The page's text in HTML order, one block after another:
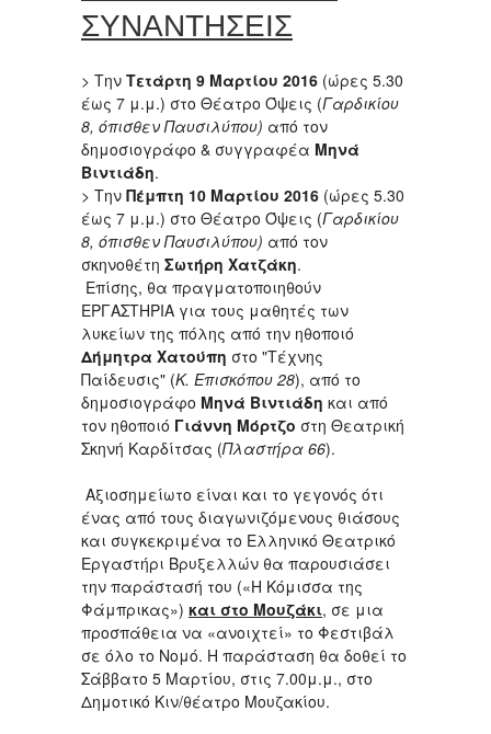
ΣΥΝΑΝΤΗΣΕΙΣ
> Την Τετάρτη 9 Μαρτίου 2016 (ώρες 5.30
έως 7 μ.μ.) στο Θέατρο Όψεις (Γαρδικίου
8, όπισθεν Παυσιλύπου) από τον
δημοσιογράφο & συγγραφέα Μηνά
Βιντιάδη.
> Την Πέμπτη 10 Μαρτίου 2016 (ώρες 5.30
έως 7 μ.μ.) στο Θέατρο Όψεις (Γαρδικίου
8, όπισθεν Παυσιλύπου) από τον
σκηνοθέτη Σωτήρη Χατζάκη.
Επίσης, θα πραγματοποιηθούν
ΕΡΓΑΣΤΗΡΙΑ για τους μαθητές των
λυκείων της πόλης από την ηθοποιό
Δήμητρα Χατούπη στο "Τέχνης
Παίδευσις" (Κ. Επισκόπου 28), από το
δημοσιογράφο Μηνά Βιντιάδη και από
τον ηθοποιό Γιάννη Μόρτζο στη Θεατρική
Σκηνή Καρδίτσας (Πλαστήρα 66).
Αξιοσημείωτο είναι και το γεγονός ότι
ένας από τους διαγωνιζόμενους θιάσους
και συγκεκριμένα το Ελληνικό Θεατρικό
Εργαστήρι Βρυξελλών θα παρουσιάσει
την παράστασή του («Η Κόμισσα της
Φάμπρικας») και στο Μουζάκι, σε μια
προσπάθεια να «ανοιχτεί» το Φεστιβάλ
σε όλο το Νομό. Η παράσταση θα δοθεί το
Σάββατο 5 Μαρτίου, στις 7.00μ.μ., στο
Δημοτικό Κιν/θέατρο Μουζακίου.